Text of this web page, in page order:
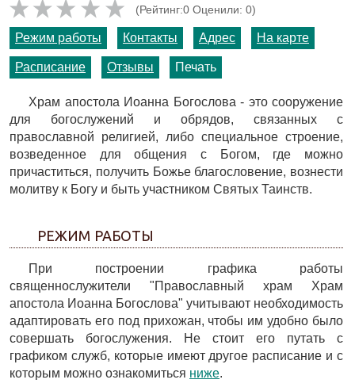
(Рейтинг:0 Оценили: 0)
Режим работы Контакты Адрес На карте
Расписание Отзывы Печать
Храм апостола Иоанна Богослова - это сооружение
для богослужений и обрядов, связанных с
православной религией, либо специальное строение,
возведенное для общения с Богом, где можно
причаститься, получить Божье благословение, вознести
молитву к Богу и быть участником Святых Таинств.
РЕЖИМ РАБОТЫ
При построении графика работы
священнослужители "Православный храм Храм
апостола Иоанна Богослова" учитывают необходимость
адаптировать его под прихожан, чтобы им удобно было
совершать богослужения. Не стоит его путать с
графиком служб, которые имеют другое расписание и с
которым можно ознакомиться ниже.